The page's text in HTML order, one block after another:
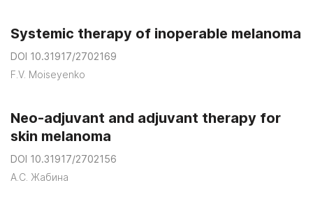
Systemic therapy of inoperable melanoma
DOI 10.31917/2702169
F.V. Moiseyenko
Neo-adjuvant and adjuvant therapy for
skin melanoma
DOI 10.31917/2702156
А.С. Жабина